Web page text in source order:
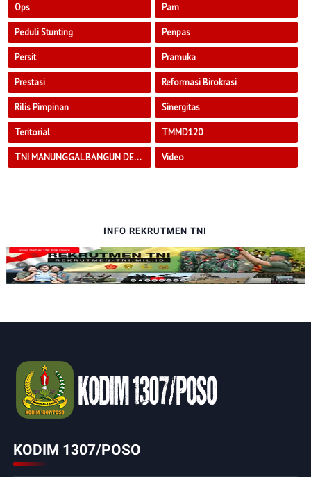
Ops Pam
Peduli Stunting Penpas
Persit Pramuka
Prestasi Reformasi Birokrasi
Rilis Pimpinan Sinergitas
Teritorial TMMD120
TNI MANUNGGAL BANGUN DESA Video
INFO REKRUTMEN TNI
KODIM 1307/POSO